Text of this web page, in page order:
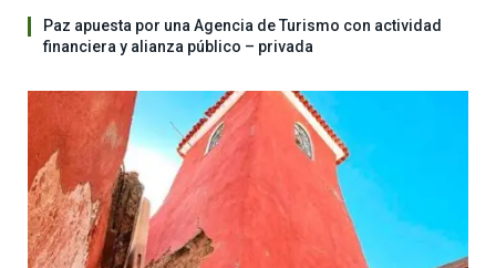
Paz apuesta por una Agencia de Turismo con actividad
financiera y alianza público – privada